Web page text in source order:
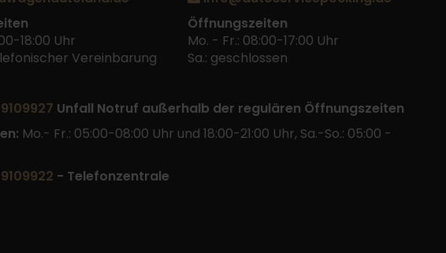
18:00 Uhr
Vereinbarung
Öffnungszeiten
Mo. - Fr.: 08:00-17:00 Uhr
Sa.: geschlossen
Unfall Notruf außerhalb der regulären Öffnungszeiten
Mo.- Fr.: 05:00-08:00 Uhr und 18:00-21:00 Uhr, Sa.-So.: 05:00 -
- Telefonzentrale